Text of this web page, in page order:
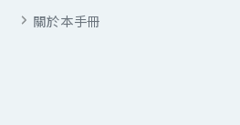
關於本手冊